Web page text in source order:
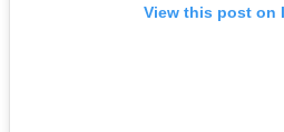
View this post on